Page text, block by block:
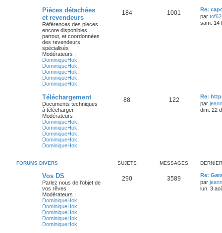
Pièces détachées
et revendeurs
Références des pièces
encore disponibles
partout, et coordonnées
des revendeurs
spécialisés
Modérateurs :
DominiqueHok
DominiqueHok
DominiqueHok
DominiqueHok
DominiqueHok
184 1001
Re:
par tof62
sam. 14
Téléchargement
Documents techniques
à télécharger
Modérateurs :
DominiqueHok
DominiqueHok
DominiqueHok
DominiqueHok
DominiqueHok
88 122
Re:
par
dim. 22
FORUMS DIVERS SUJETS MESSAGES
Vos DS
Parlez nous de l'objet de
vos rêves
Modérateurs :
DominiqueHok
DominiqueHok
DominiqueHok
DominiqueHok
DominiqueHok
290 3589
Re:
par
lun. 3